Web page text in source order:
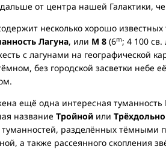
от центра нашей Галактики,
несколько хорошо
Лагуна, или М 8 (6m; 4 100 св.
с лагунами на географической
без городской засветки небе
ещё одна интересная туманность
название Тройной или
туманностей, разделённых
а также рассеянного скопления